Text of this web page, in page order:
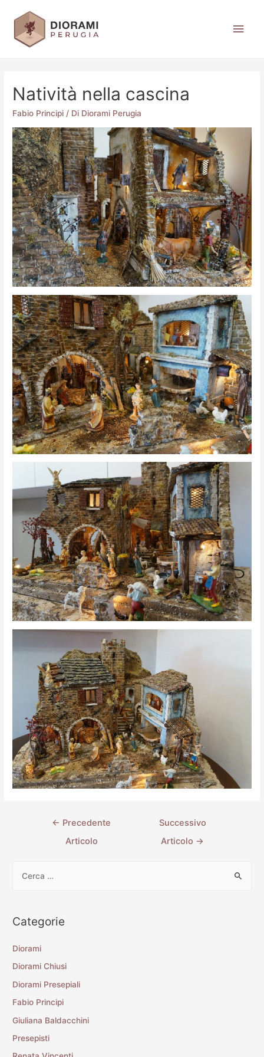
Natività nella cascina
Fabio Principi / Di Diorami Perugia
← Precedente
Articolo
Successivo
Articolo →
Categorie
Diorami
Diorami Chiusi
Diorami Presepiali
Fabio Principi
Giuliana Baldacchini
Presepisti